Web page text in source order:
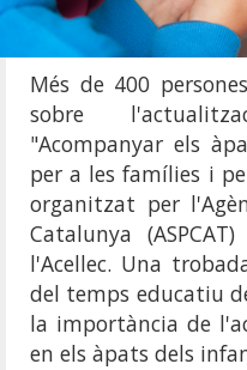
Més de 400
sobre
"Acompanyar els
per a les famílies i
organitzat per
Catalunya
l'Acellec. Una
del temps educatiu
la importància de
en els àpats dels